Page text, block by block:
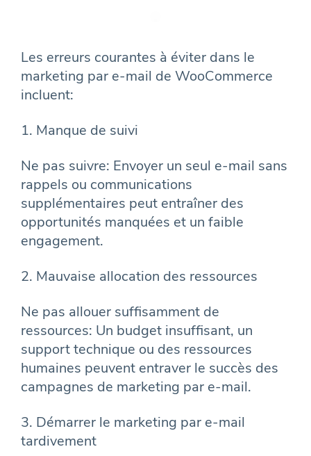
Les erreurs courantes à éviter dans le
marketing par e-mail de WooCommerce
incluent:
1. Manque de suivi
Ne pas suivre: Envoyer un seul e-mail sans
rappels ou communications
supplémentaires peut entraîner des
opportunités manquées et un faible
engagement.
2. Mauvaise allocation des ressources
Ne pas allouer suffisamment de
ressources: Un budget insuffisant, un
support technique ou des ressources
humaines peuvent entraver le succès des
campagnes de marketing par e-mail.
3. Démarrer le marketing par e-mail
tardivement